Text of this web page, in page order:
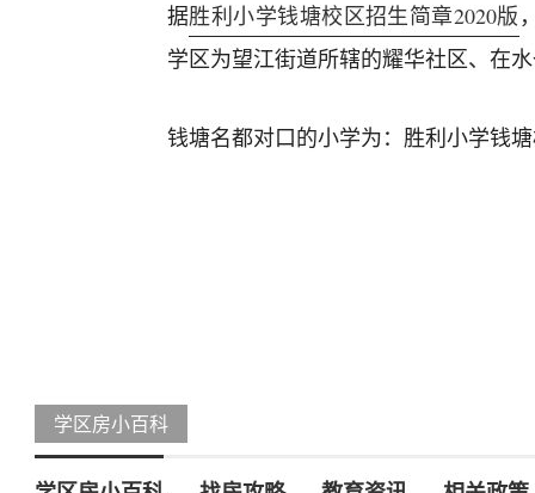
据胜利小学钱塘校区招生简章2020版
学区为望江街道所辖的耀华社区、在
钱塘名都对口的小学为：胜利小学钱
学区房小百科